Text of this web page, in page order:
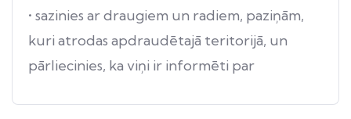
• sazinies ar draugiem un radiem, paziņām,
kuri atrodas apdraudētajā teritorijā, un
pārliecinies, ka viņi ir informēti par